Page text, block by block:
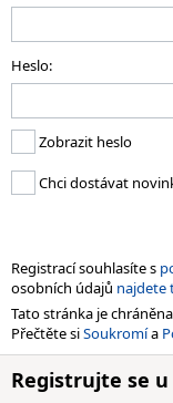
Heslo:
Zobrazit heslo
Chci dostávat
Registrací souhlasíte s
osobních údajů najdete
Tato stránka je
Přečtěte siSoukromía
Registrujte se